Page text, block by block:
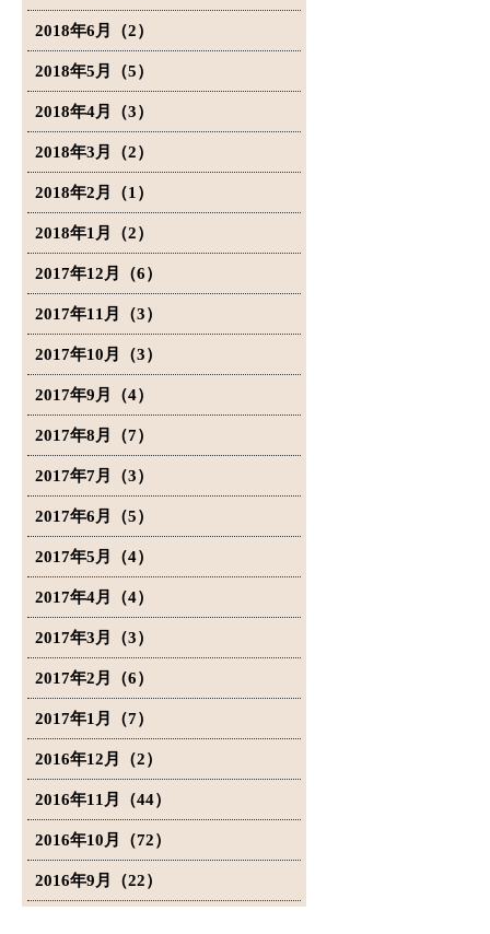
2018年6月（2）
2018年5月（5）
2018年4月（3）
2018年3月（2）
2018年2月（1）
2018年1月（2）
2017年12月（6）
2017年11月（3）
2017年10月（3）
2017年9月（4）
2017年8月（7）
2017年7月（3）
2017年6月（5）
2017年5月（4）
2017年4月（4）
2017年3月（3）
2017年2月（6）
2017年1月（7）
2016年12月（2）
2016年11月（44）
2016年10月（72）
2016年9月（22）